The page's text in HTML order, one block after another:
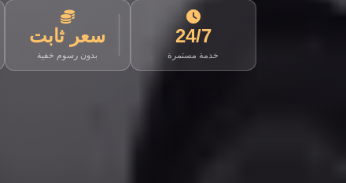
24/7
خدمة مستمرة
سعر ثابت
بدون رسوم خفية